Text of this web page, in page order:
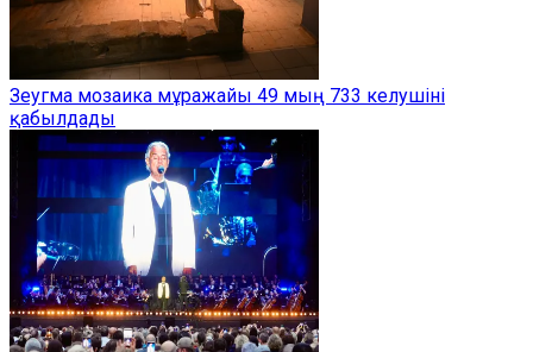
Зеугма мозаика мұражайы 49 мың 733 келушіні
қабылдады